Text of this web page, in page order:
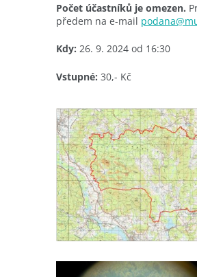
Počet účastníků je omezen.
předem na e-mail
Kdy: 26. 9. 2024 od 16:30
Vstupné: 30,- Kč